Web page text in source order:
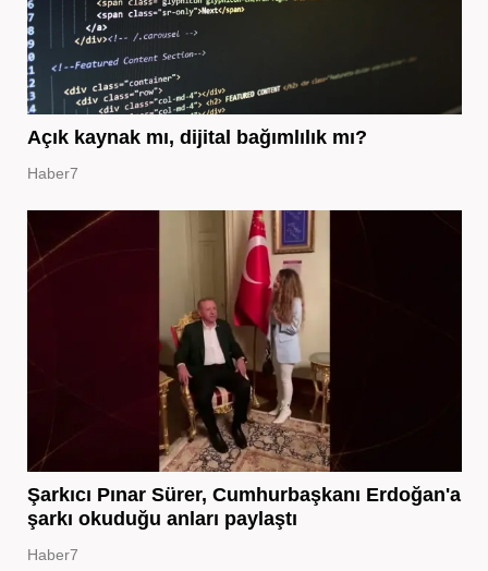
Açık kaynak mı, dijital bağımlılık mı?
Haber7
Şarkıcı Pınar Sürer, Cumhurbaşkanı Erdoğan'a
şarkı okuduğu anları paylaştı
Haber7